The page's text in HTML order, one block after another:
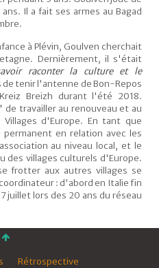
Il a fait ses armes au Bagad
à Plévin, Goulven cherchait
Dernièrement, il s'était
raconter la culture et le
de tenir l'antenne de Bon-Repos
Breizh durant l'été 2018.
de travailler au renouveau et au
d'Europe. En tant que
en relation avec les
au niveau local, et le
des villages culturels d'Europe.
frotter aux autres villages se
: d'abord en Italie fin
juillet lors des 20 ans du réseau
Rétrospective